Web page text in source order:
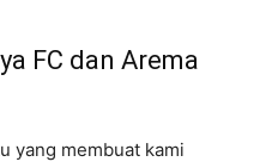
FC dan Arema
yang membuat kami